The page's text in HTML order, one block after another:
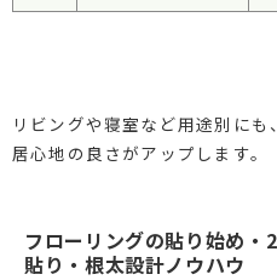
リビングや寝室など用途別に
居心地の良さがアップします。
フローリングの貼り始め・
貼り・根太設計ノウハウ